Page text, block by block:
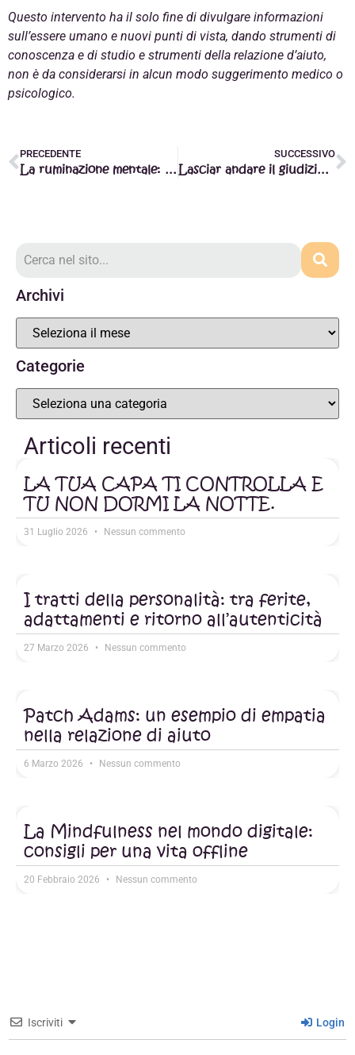
Questo intervento ha il solo fine di divulgare informazioni
sull’essere umano e nuovi punti di vista, dando strumenti di
conoscenza e di studio e strumenti della relazione d’aiuto,
non è da considerarsi in alcun modo suggerimento medico o
psicologico.
PRECEDENTE
La ruminazione mentale: andare oltre con la Mindfulness
SUCCESSIVO
Lasciar andare il giudizio con le pratiche di Mindfulness
Archivi
Categorie
Articoli recenti
LA TUA CAPA TI CONTROLLA E
TU NON DORMI LA NOTTE.
31 Luglio 2026 Nessun commento
I tratti della personalità: tra ferite,
adattamenti e ritorno all’autenticità
27 Marzo 2026 Nessun commento
Patch Adams: un esempio di empatia
nella relazione di aiuto
6 Marzo 2026 Nessun commento
La Mindfulness nel mondo digitale:
consigli per una vita offline
20 Febbraio 2026 Nessun commento
Iscriviti Login